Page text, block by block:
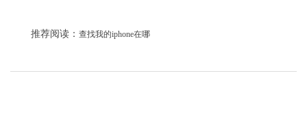
推荐阅读： 查找我的iphone在哪